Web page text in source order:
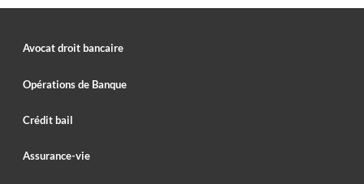
Avocat droit bancaire
Opérations de Banque
Crédit bail
Assurance-vie